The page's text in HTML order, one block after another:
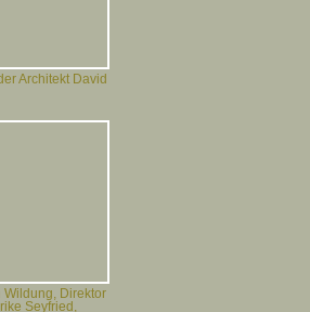
Architekt David
Wildung, Direktor
Seyfried,